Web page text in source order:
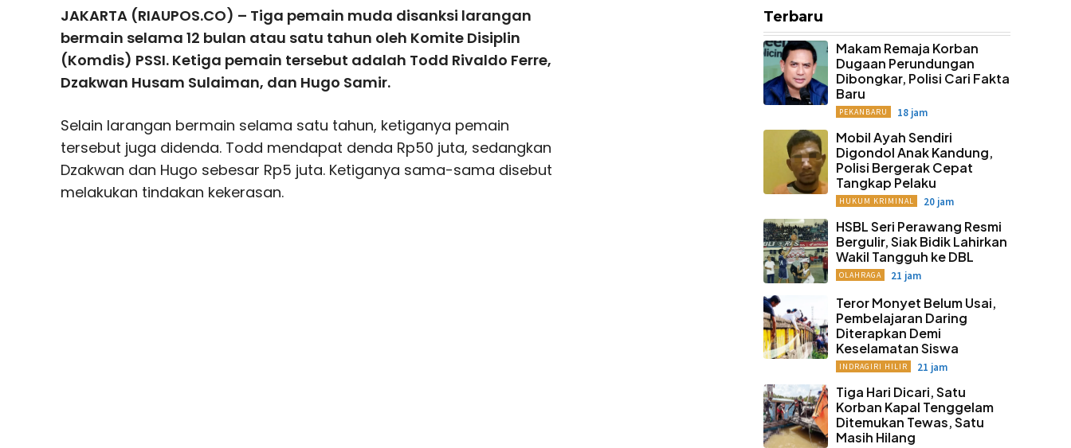
JAKARTA (RIAUPOS.CO) – Tiga pemain muda disanksi larangan
bermain selama 12 bulan atau satu tahun oleh Komite Disiplin
(Komdis) PSSI. Ketiga pemain tersebut adalah Todd Rivaldo Ferre,
Dzakwan Husam Sulaiman, dan Hugo Samir.
Selain larangan bermain selama satu tahun, ketiganya pemain
tersebut juga didenda. Todd mendapat denda Rp50 juta, sedangkan
Dzakwan dan Hugo sebesar Rp5 juta. Ketiganya sama-sama disebut
melakukan tindakan kekerasan.
Terbaru
Makam Remaja Korban
Dugaan Perundungan
Dibongkar, Polisi Cari Fakta
Baru
PEKANBARU 18 jam
Mobil Ayah Sendiri
Digondol Anak Kandung,
Polisi Bergerak Cepat
Tangkap Pelaku
HUKUM KRIMINAL 20 jam
HSBL Seri Perawang Resmi
Bergulir, Siak Bidik Lahirkan
Wakil Tangguh ke DBL
OLAHRAGA 21 jam
Teror Monyet Belum Usai,
Pembelajaran Daring
Diterapkan Demi
Keselamatan Siswa
INDRAGIRI HILIR 21 jam
Tiga Hari Dicari, Satu
Korban Kapal Tenggelam
Ditemukan Tewas, Satu
Masih Hilang